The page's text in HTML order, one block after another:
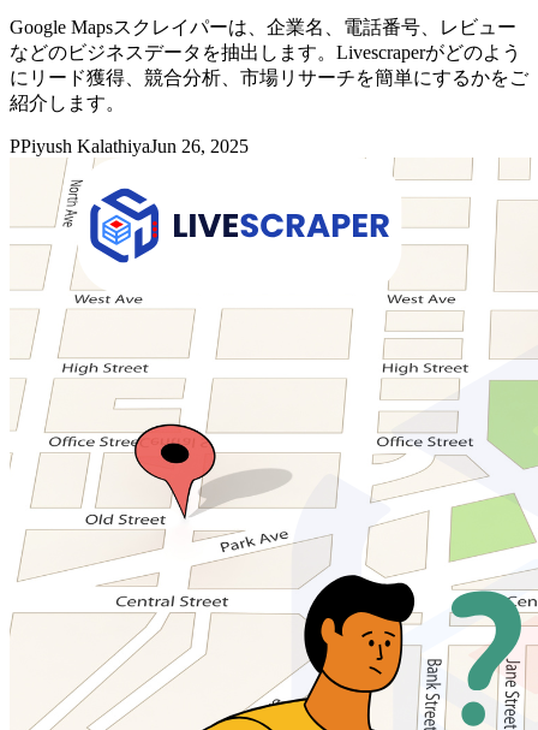
Google Mapsスクレイパーは、企業名、電話番号、レビュー
などのビジネスデータを抽出します。Livescraperがどのよう
にリード獲得、競合分析、市場リサーチを簡単にするかをご
紹介します。
PPiyush KalathiyaJun 26, 2025